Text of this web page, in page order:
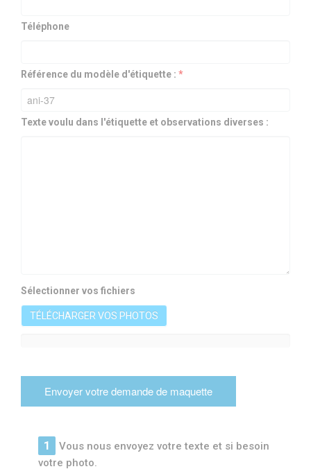
Téléphone
Référence du modèle d'étiquette : *
Texte voulu dans l'étiquette et observations diverses :
Sélectionner vos fichiers
TÉLÉCHARGER VOS PHOTOS
Vous nous envoyez votre texte et si besoin
votre photo.